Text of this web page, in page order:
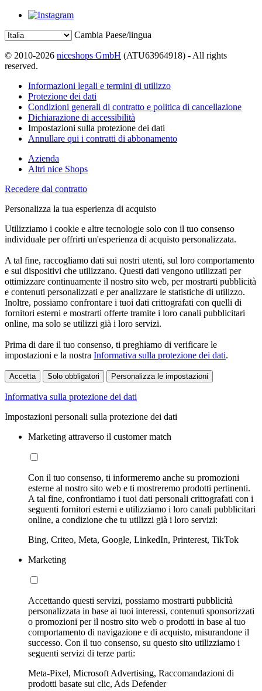
Cambia Paese/lingua
© 2010-2026 niceshops GmbH (ATU63964918) - All rights
reserved.
Informazioni legali e termini di utilizzo
Protezione dei dati
Condizioni generali di contratto e politica di cancellazione
Dichiarazione di accessibilità
Impostazioni sulla protezione dei dati
Annullare qui i contratti di abbonamento
Azienda
Altri nice Shops
Recedere dal contratto
Personalizza la tua esperienza di acquisto
Utilizziamo i cookie e altre tecnologie solo con il tuo consenso
individuale per offrirti un'esperienza di acquisto personalizzata.
A tal fine, raccogliamo dati sui nostri utenti, sul loro comportamento
e sui dispositivi che utilizzano. Questi dati vengono utilizzati per
ottimizzare continuamente il nostro sito web, per mostrarti pubblicità
e contenuti personalizzati e per analizzare le statistiche di utilizzo.
Inoltre, possiamo confrontare i tuoi dati crittografati con quelli di
fornitori esterni e mostrarti offerte tramite i loro canali pubblicitari
online, ma solo se utilizzi già i loro servizi.
Prima di dare il tuo consenso, ti preghiamo di verificare le
impostazioni e la nostra Informativa sulla protezione dei dati.
Accetta Solo obbligatori Personalizza le impostazioni
Informativa sulla protezione dei dati
Impostazioni personali sulla protezione dei dati
Marketing attraverso il customer match
Con il tuo consenso, ti informeremo anche su promozioni
esterne al nostro sito web e ti mostreremo prodotti pertinenti.
A tal fine, confrontiamo i tuoi dati personali crittografati con i
seguenti fornitori esterni e utilizziamo i loro canali pubblicitari
online, a condizione che tu utilizzi già i loro servizi:
Bing, Criteo, Meta, Google, LinkedIn, Printerest, TikTok
Marketing
Accettando questi servizi, possiamo mostrarti pubblicità
personalizzata in base ai tuoi interessi, contenuti sponsorizzati
o promozioni per il nostro sito web o prodotti in base al tuo
comportamento di navigazione e di acquisto, misurandone il
successo. Con il tuo consenso, su questo sito utilizziamo i
seguenti servizi di terze parti:
Meta-Pixel, Microsoft Advertising, Raccomandazioni di
prodotti basate sui clic, Ads Defender